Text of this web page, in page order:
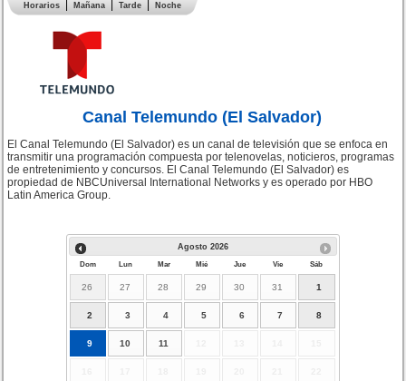
Horarios Mañana Tarde Noche
Canal Telemundo (El Salvador)
El Canal Telemundo (El Salvador) es un canal de televisión que se enfoca en
transmitir una programación compuesta por telenovelas, noticieros, programas
de entretenimiento y concursos. El Canal Telemundo (El Salvador) es
propiedad de NBCUniversal International Networks y es operado por HBO
Latin America Group.
Agosto 2026
Dom Lun Mar Mié Jue Vie Sáb
26 27 28 29 30 31 1
2 3 4 5 6 7 8
9 10 11